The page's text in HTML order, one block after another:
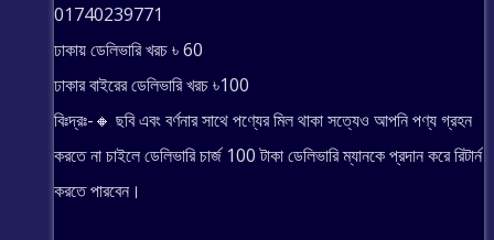
01740239771
ঢাকায় ডেলিভারি খরচ ৳ 60
ঢাকার বাইরের ডেলিভারি খরচ ৳100
বিঃদ্রঃ-🔸 ছবি এবং বর্ণনার সাথে পণ্যের মিল থাকা সত্যেও আপনি পণ্য গ্রহন
করতে না চাইলে ডেলিভারি চার্জ 100 টাকা ডেলিভারি ম্যানকে প্রদান করে রিটার্ন
করতে পারবেন।